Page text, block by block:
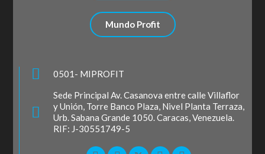
Mundo Profit
0501- MIPROFIT
Sede Principal Av. Casanova entre calle Villaflor
y Unión, Torre Banco Plaza, Nivel Planta Terraza,
Urb. Sabana Grande 1050. Caracas, Venezuela.
RIF: J-30551749-5